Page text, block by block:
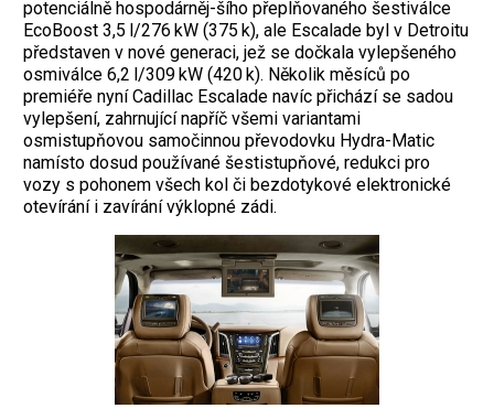
potenciálně hospodárněj-šího přeplňovaného šestiválce
EcoBoost 3,5 l/276 kW (375 k), ale Escalade byl v Detroitu
představen v nové generaci, jež se dočkala vylepšeného
osmiválce 6,2 l/309 kW (420 k). Několik měsíců po
premiéře nyní Cadillac Escalade navíc přichází se sadou
vylepšení, zahrnující napříč všemi variantami
osmistupňovou samočinnou převodovku Hydra-Matic
namísto dosud používané šestistupňové, redukci pro
vozy s pohonem všech kol či bezdotykové elektronické
otevírání i zavírání výklopné zádi.